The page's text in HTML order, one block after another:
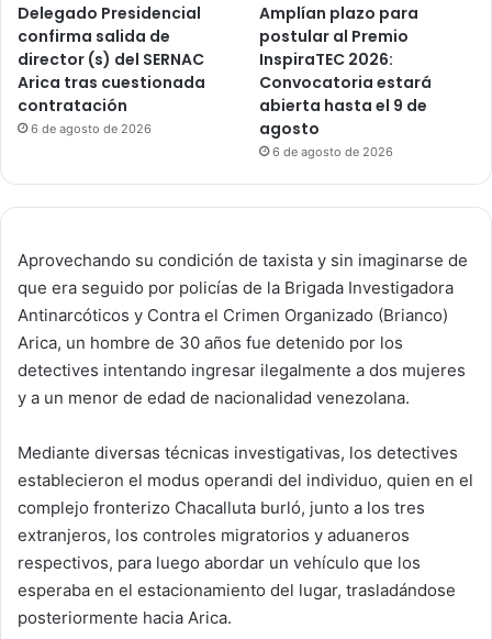
Aprovechando su condición de taxista y sin imaginarse de
que era seguido por policías de la Brigada Investigadora
Antinarcóticos y Contra el Crimen Organizado (Brianco)
Arica, un hombre de 30 años fue detenido por los
detectives intentando ingresar ilegalmente a dos mujeres
y a un menor de edad de nacionalidad venezolana.
Mediante diversas técnicas investigativas, los detectives
establecieron el modus operandi del individuo, quien en el
complejo fronterizo Chacalluta burló, junto a los tres
extranjeros, los controles migratorios y aduaneros
respectivos, para luego abordar un vehículo que los
esperaba en el estacionamiento del lugar, trasladándose
posteriormente hacia Arica.
Delegado Presidencial
confirma salida de
director (s) del SERNAC
Arica tras cuestionada
contratación
6 de agosto de 2026
Amplían plazo para
postular al Premio
InspiraTEC 2026:
Convocatoria estará
abierta hasta el 9 de
agosto
6 de agosto de 2026